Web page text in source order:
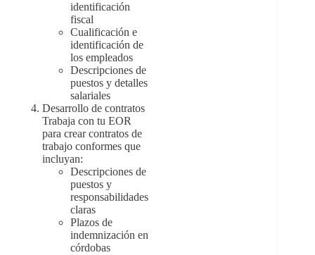
identificación
fiscal
Cualificación e
identificación de
los empleados
Descripciones de
puestos y detalles
salariales
Desarrollo de contratos
Trabaja con tu EOR
para crear contratos de
trabajo conformes que
incluyan:
Descripciones de
puestos y
responsabilidades
claras
Plazos de
indemnización en
córdobas